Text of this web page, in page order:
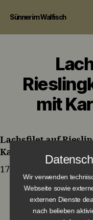
Sünner im Walfisch
mit
Lachsfilet auf
Kartoffelpüree
17,90 €
Wir verwenden
Webseite sowie
externen Dienste
nach belieben